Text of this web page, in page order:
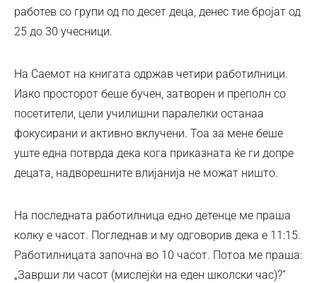
работев со групи од по десет деца, денес тие бројат од
25 до 30 учесници.
На Саемот на книгата одржав четири работилници.
Иако просторот беше бучен, затворен и преполн со
посетители, цели училишни паралелки останаа
фокусирани и активно вклучени. Тоа за мене беше
уште една потврда дека кога приказната ќе ги допре
децата, надворешните влијанија не можат ништо.
На последната работилница едно детенце ме праша
колку е часот. Погледнав и му одговорив дека е 11:15.
Работилницата започна во 10 часот. Потоа ме праша:
„Заврши ли часот (мислејќи на еден школски час)?“